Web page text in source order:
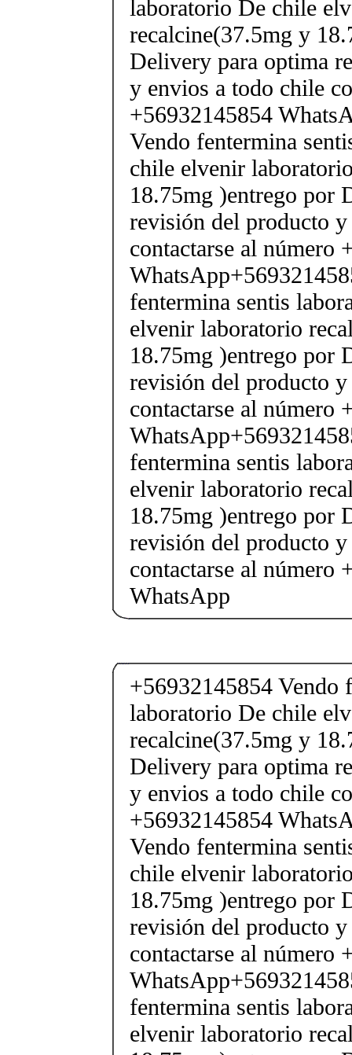
laboratorio De chile
recalcine(37.5mg y
Delivery para optima
y envios a todo chile
+56932145854
Vendo fentermina
chile elvenir
18.75mg )entrego por
revisión del producto
contactarse al número
fentermina sentis
elvenir laboratorio
18.75mg )entrego por
revisión del producto
contactarse al número
fentermina sentis
elvenir laboratorio
18.75mg )entrego por
revisión del producto
contactarse al número
WhatsApp
+56932145854 Vendo
laboratorio De chile
recalcine(37.5mg y
Delivery para optima
y envios a todo chile
+56932145854
Vendo fentermina
chile elvenir
18.75mg )entrego por
revisión del producto
contactarse al número
fentermina sentis
elvenir laboratorio